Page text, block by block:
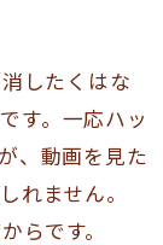
したくはな
す。一応ハッ
、動画を見た
れません。
らです。